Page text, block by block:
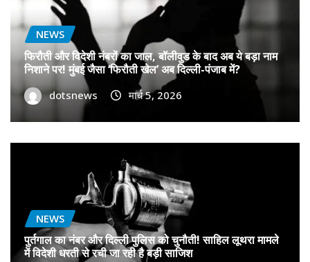
NEWS
फिरौती और विदेशी नंबरों का जाल, बॉलीवुड के बाद अब ये बड़ा नाम
निशाने पर! मुंबई जैसा ‘फिरौती खेल’ अब दिल्ली-पंजाब में?
dotsnews मार्च 5, 2026
NEWS
पुर्तगाल का नंबर और दिल्ली पुलिस को चुनौती! साहिल लूथरा मामले
में विदेशी धरती से रची जा रही है बड़ी साजिश